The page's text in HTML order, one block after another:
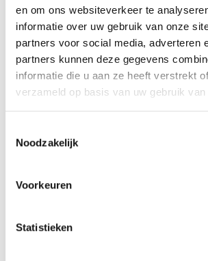
en om ons websiteverkeer te
informatie over uw gebruik van onze
partners voor social media, adverteren
partners kunnen deze gegevens
informatie die u aan ze heeft verstrekt
verzameld op basis van uw gebruik
Noodzakelijk
Voorkeuren
Statistieken